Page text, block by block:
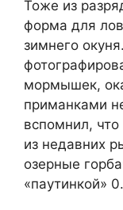
Тоже из
форма для
зимнего
мормышек,
приманками
вспомнил,
из недавних
озерные
«паутинкой»